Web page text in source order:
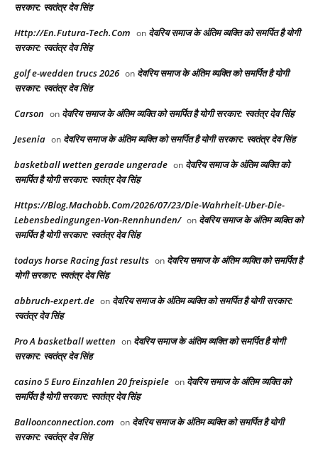
सरकार: स्वतंत्र देव सिंह
Http://En.Futura-Tech.Com on देवरिय समाज के अंतिम व्यक्ति को समर्पित है योगी
सरकार: स्वतंत्र देव सिंह
golf e-wedden trucs 2026 on देवरिय समाज के अंतिम व्यक्ति को समर्पित है योगी
सरकार: स्वतंत्र देव सिंह
Carson on देवरिय समाज के अंतिम व्यक्ति को समर्पित है योगी सरकार: स्वतंत्र देव सिंह
Jesenia on देवरिय समाज के अंतिम व्यक्ति को समर्पित है योगी सरकार: स्वतंत्र देव सिंह
basketball wetten gerade ungerade on देवरिय समाज के अंतिम व्यक्ति को
समर्पित है योगी सरकार: स्वतंत्र देव सिंह
Https://Blog.Machobb.Com/2026/07/23/Die-Wahrheit-Uber-Die-
Lebensbedingungen-Von-Rennhunden/ on देवरिय समाज के अंतिम व्यक्ति को
समर्पित है योगी सरकार: स्वतंत्र देव सिंह
todays horse Racing fast results​ on देवरिय समाज के अंतिम व्यक्ति को समर्पित है
योगी सरकार: स्वतंत्र देव सिंह
abbruch-expert.de on देवरिय समाज के अंतिम व्यक्ति को समर्पित है योगी सरकार:
स्वतंत्र देव सिंह
Pro A basketball wetten on देवरिय समाज के अंतिम व्यक्ति को समर्पित है योगी
सरकार: स्वतंत्र देव सिंह
casino 5 Euro Einzahlen 20 freispiele on देवरिय समाज के अंतिम व्यक्ति को
समर्पित है योगी सरकार: स्वतंत्र देव सिंह
Balloonconnection.com on देवरिय समाज के अंतिम व्यक्ति को समर्पित है योगी
सरकार: स्वतंत्र देव सिंह